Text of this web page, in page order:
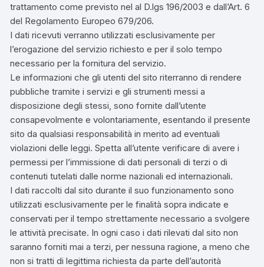
trattamento come previsto nel al D.lgs 196/2003 e dall’Art. 6
del Regolamento Europeo 679/206.
I dati ricevuti verranno utilizzati esclusivamente per
l’erogazione del servizio richiesto e per il solo tempo
necessario per la fornitura del servizio.
Le informazioni che gli utenti del sito riterranno di rendere
pubbliche tramite i servizi e gli strumenti messi a
disposizione degli stessi, sono fornite dall’utente
consapevolmente e volontariamente, esentando il presente
sito da qualsiasi responsabilità in merito ad eventuali
violazioni delle leggi. Spetta all’utente verificare di avere i
permessi per l’immissione di dati personali di terzi o di
contenuti tutelati dalle norme nazionali ed internazionali.
I dati raccolti dal sito durante il suo funzionamento sono
utilizzati esclusivamente per le finalità sopra indicate e
conservati per il tempo strettamente necessario a svolgere
le attività precisate. In ogni caso i dati rilevati dal sito non
saranno forniti mai a terzi, per nessuna ragione, a meno che
non si tratti di legittima richiesta da parte dell’autorità